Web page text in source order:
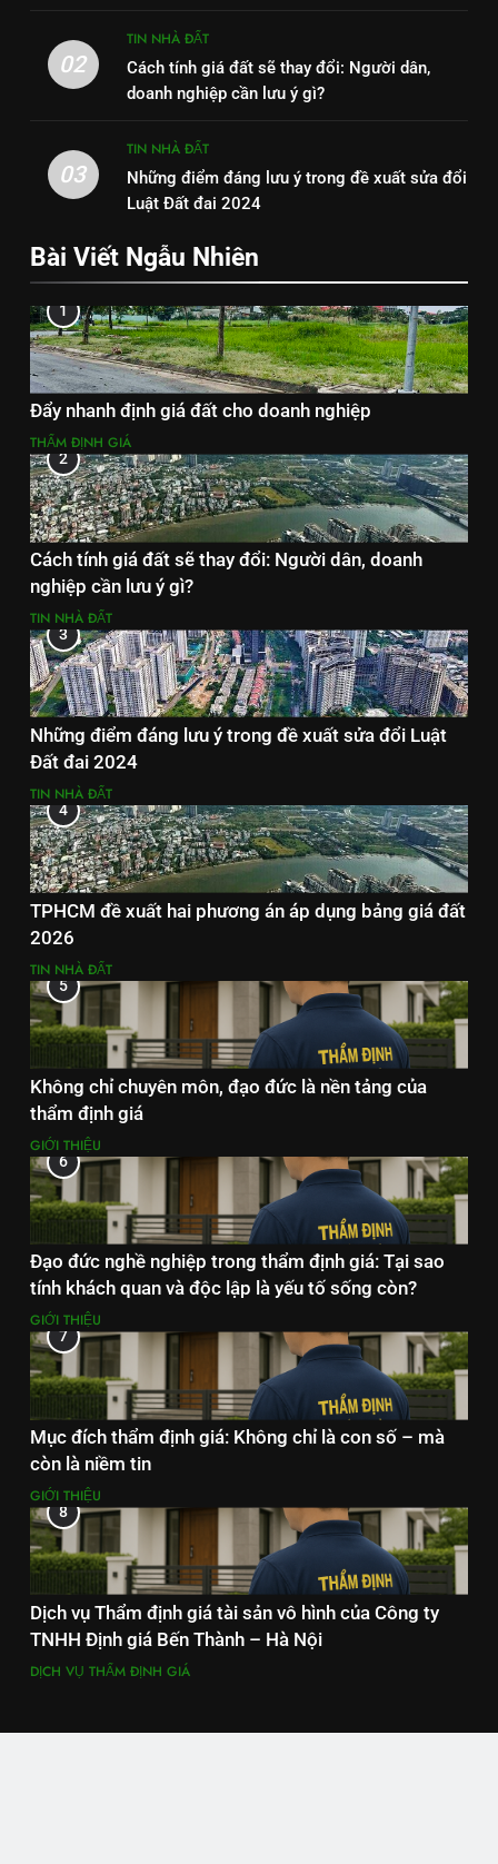
02
TIN NHÀ ĐẤT
Cách tính giá đất sẽ thay đổi: Người dân,
doanh nghiệp cần lưu ý gì?
03
TIN NHÀ ĐẤT
Những điểm đáng lưu ý trong đề xuất sửa đổi
Luật Đất đai 2024
Bài Viết Ngẫu Nhiên
1
Đẩy nhanh định giá đất cho doanh nghiệp
THẨM ĐỊNH GIÁ
2
Cách tính giá đất sẽ thay đổi: Người dân, doanh
nghiệp cần lưu ý gì?
TIN NHÀ ĐẤT
3
Những điểm đáng lưu ý trong đề xuất sửa đổi Luật
Đất đai 2024
TIN NHÀ ĐẤT
4
TPHCM đề xuất hai phương án áp dụng bảng giá đất
2026
TIN NHÀ ĐẤT
5
Không chỉ chuyên môn, đạo đức là nền tảng của
thẩm định giá
GIỚI THIỆU
6
Đạo đức nghề nghiệp trong thẩm định giá: Tại sao
tính khách quan và độc lập là yếu tố sống còn?
GIỚI THIỆU
7
Mục đích thẩm định giá: Không chỉ là con số – mà
còn là niềm tin
GIỚI THIỆU
8
Dịch vụ Thẩm định giá tài sản vô hình của Công ty
TNHH Định giá Bến Thành – Hà Nội
DỊCH VỤ THẨM ĐỊNH GIÁ